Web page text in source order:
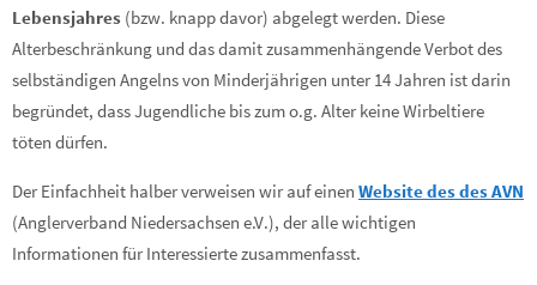
Lebensjahres (bzw. knapp davor) abgelegt werden. Diese
Alterbeschränkung und das damit zusammenhängende Verbot des
selbständigen Angelns von Minderjährigen unter 14 Jahren ist darin
begründet, dass Jugendliche bis zum o.g. Alter keine Wirbeltiere
töten dürfen.
Der Einfachheit halber verweisen wir auf einen Website des des AVN
(Anglerverband Niedersachsen e.V.), der alle wichtigen
Informationen für Interessierte zusammenfasst.